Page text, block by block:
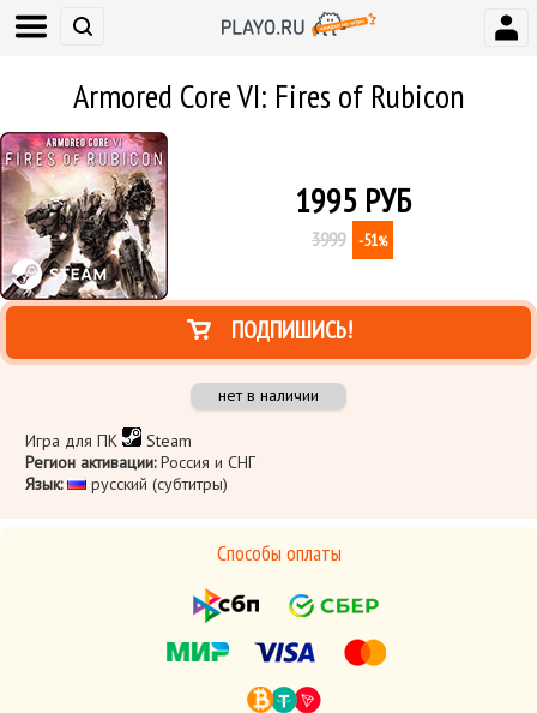
Armored Core VI: Fires of Rubicon
1995РУБ
3999 -51%
ПОДПИШИСЬ!
нет в наличии
Игра для ПК
Steam
Регион активации:Россия и СНГ
Язык:
русский (субтитры)
Способы оплаты